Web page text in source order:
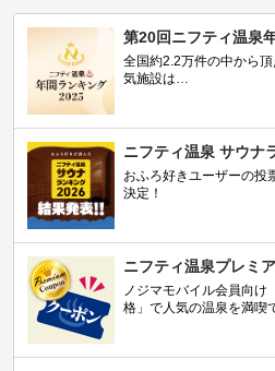
第20回ニフティ温泉
全国約2.2万件の中から
気施設は…
ニフティ温泉 サウナ
おふろ好きユーザーの投
決定！
ニフティ温泉プレミ
ノジマモバイル会員向
格」で人気の温泉を満喫